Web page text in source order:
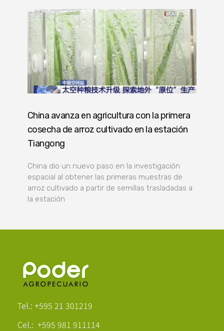
China avanza en agricultura con la primera
cosecha de arroz cultivado en la estación
Tiangong
China dio un nuevo paso en la investigación
espacial al obtener las primeras muestras de
arroz cultivado a partir de semillas trasladadas a
la estación
Tel.: +595 21 301219
Cel.: +595 981 911114